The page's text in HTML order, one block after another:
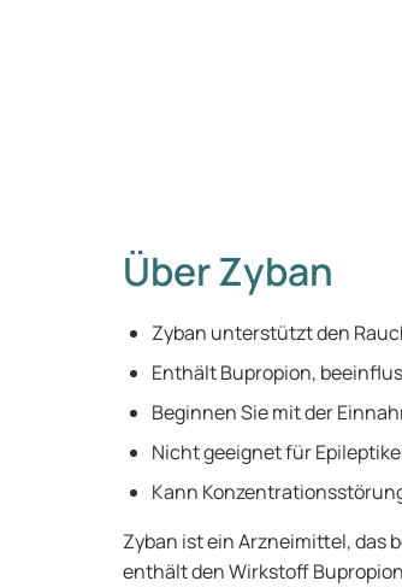
Über Zyban
Zyban unterstützt den
Enthält Bupropion,
Beginnen Sie mit der
Nicht geeignet für
Kann
Zyban ist ein Arzneimittel, das
enthält den Wirkstoff